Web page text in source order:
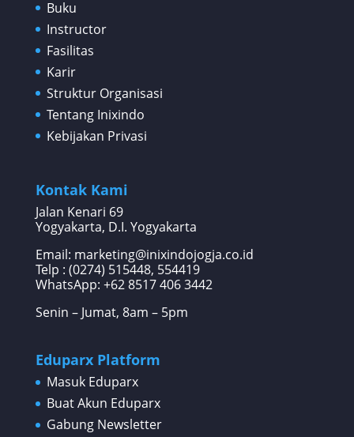
Buku
Instructor
Fasilitas
Karir
Struktur Organisasi
Tentang Inixindo
Kebijakan Privasi
Kontak Kami
Jalan Kenari 69
Yogyakarta, D.I. Yogyakarta
Email: marketing@inixindojogja.co.id
Telp : (0274) 515448, 554419
WhatsApp: +62 8517 406 3442
Senin – Jumat, 8am – 5pm
Eduparx Platform
Masuk Eduparx
Buat Akun Eduparx
Gabung Newsletter